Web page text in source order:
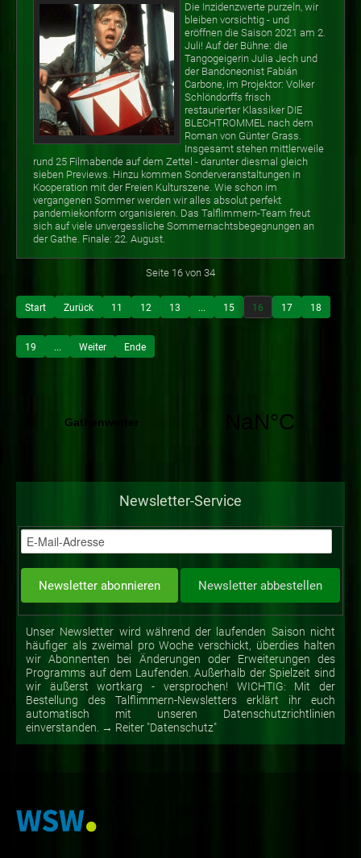
Die Inzidenzwerte purzeln, wir
bleiben vorsichtig - und
eröffnen die Saison 2021 am 2.
Juli! Auf der Bühne: die
Tangogeigerin Julia Jech und
der Bandoneonist Fabián
Carbone, im Projektor: Volker
Schlöndorffs frisch
restaurierter Klassiker DIE
BLECHTROMMEL nach dem
Roman von Günter Grass.
Insgesamt stehen mittlerweile
rund 25 Filmabende auf dem Zettel - darunter diesmal gleich
sieben Previews. Hinzu kommen Sonderveranstaltungen in
Kooperation mit der Freien Kulturszene. Wie schon im
vergangenen Sommer werden wir alles absolut perfekt
pandemiekonform organisieren. Das Talflimmern-Team freut
sich auf viele unvergessliche Sommernachtsbegegnungen an
der Gathe. Finale: 22. August.
Seite 16 von 34
Start Zurück 11 12 13 ... 15 16 17 18
19 ... Weiter Ende
Newsletter-Service
Unser Newsletter wird während der laufenden Saison nicht
häufiger als zweimal pro Woche verschickt, überdies halten
wir Abonnenten bei Änderungen oder Erweiterungen des
Programms auf dem Laufenden. Außerhalb der Spielzeit sind
wir äußerst wortkarg - versprochen! WICHTIG: Mit der
Bestellung des Talflimmern-Newsletters erklärt ihr euch
automatisch mit unseren Datenschutzrichtlinien
einverstanden. → Reiter "Datenschutz"